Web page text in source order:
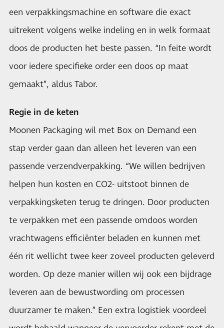
een verpakkingsmachine en software die exact
uitrekent volgens welke indeling en in welk formaat
doos de producten het beste passen. “In feite wordt
voor iedere specifieke order een doos op maat
gemaakt”, aldus Tabor.
Regie in de keten
Moonen Packaging wil met Box on Demand een
stap verder gaan dan alleen het leveren van een
passende verzendverpakking. “We willen bedrijven
helpen hun kosten en CO2- uitstoot binnen de
verpakkingsketen terug te dringen. Door producten
te verpakken met een passende omdoos worden
vrachtwagens efficiënter beladen en kunnen met
één rit wellicht twee keer zoveel producten geleverd
worden. Op deze manier willen wij ook een bijdrage
leveren aan de bewustwording om processen
duurzamer te maken.” Een extra logistiek voordeel